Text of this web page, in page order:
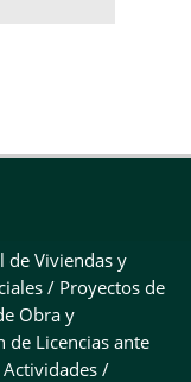
de Viviendas y
/ Proyectos de
Obra y
de Licencias ante
/